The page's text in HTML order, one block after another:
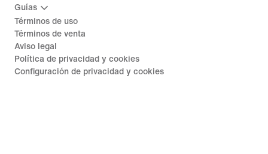
Guías
Términos de uso
Términos de venta
Aviso legal
Política de privacidad y cookies
Configuración de privacidad y cookies